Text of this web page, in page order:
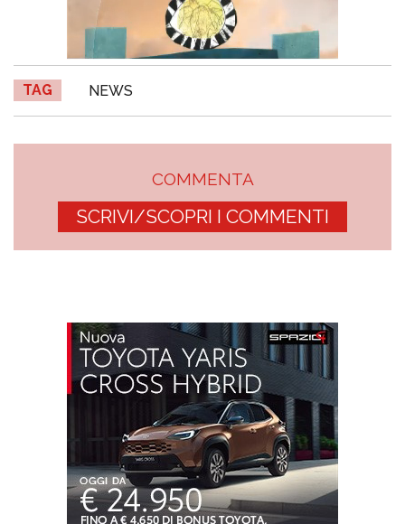
TAG NEWS
COMMENTA
SCRIVI/SCOPRI I COMMENTI